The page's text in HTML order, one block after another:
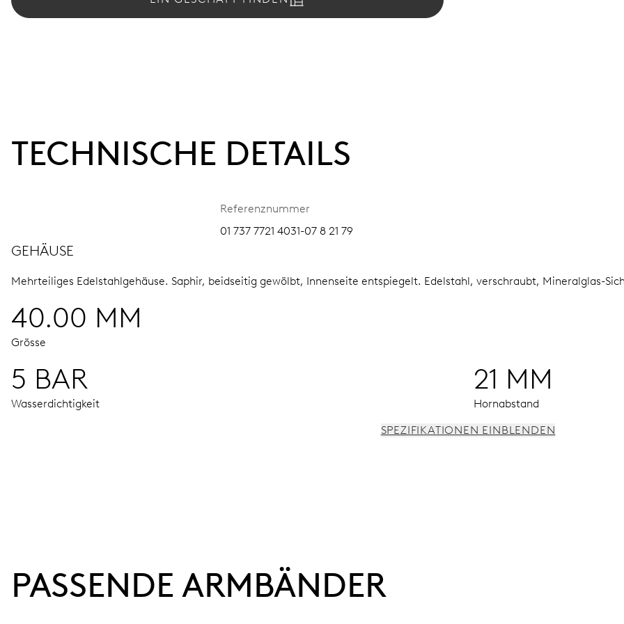
TECHNISCHE DETAILS
Referenznummer
01 737 7721 4031-07 8 21 79
GEHÄUSE
Mehrteiliges Edelstahlgehäuse. Saphir, beidseitig gewölbt, Innenseite entspiegelt. Edelstahl, verschraubt, Mineralglas-
40.00 MM
Grösse
5 BAR
Wasserdichtigkeit
21 MM
Hornabstand
Gangreserve
SPEZIFIKATIONEN EINBLENDEN
PASSENDE ARMBÄNDER